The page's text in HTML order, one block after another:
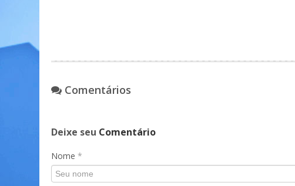
Comentários
Deixe seu Comentário
Nome *